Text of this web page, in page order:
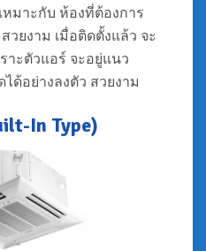
มาะกับ ห้องที่ต้องการ
วยงาม เมื่อติดตั้งแล้ว จะ
าะตัวแอร์ จะอยู่แนว
ด้อย่างลงตัว สวยงาม
In Type)